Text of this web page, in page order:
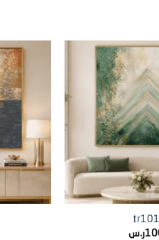
ر.س